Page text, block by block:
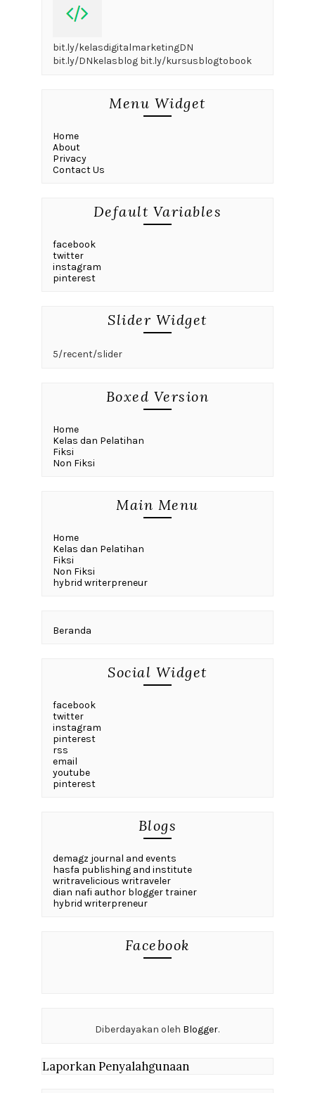
bit.ly/kelasdigitalmarketingDN
bit.ly/DNkelasblog bit.ly/kursusblogtobook
Menu Widget
Home
About
Privacy
Contact Us
Default Variables
facebook
twitter
instagram
pinterest
Slider Widget
5/recent/slider
Boxed Version
Home
Kelas dan Pelatihan
Fiksi
Non Fiksi
Main Menu
Home
Kelas dan Pelatihan
Fiksi
Non Fiksi
hybrid writerpreneur
Beranda
Social Widget
facebook
twitter
instagram
pinterest
rss
email
youtube
pinterest
Blogs
demagz journal and events
hasfa publishing and institute
writravelicious writraveler
dian nafi author blogger trainer
hybrid writerpreneur
Facebook
Diberdayakan oleh Blogger.
Laporkan Penyalahgunaan